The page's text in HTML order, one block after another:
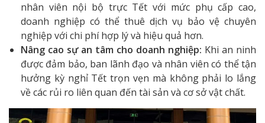
nhân viên nội bộ trực Tết với mức phụ cấp cao,
doanh nghiệp có thể thuê dịch vụ bảo vệ chuyên
nghiệp với chi phí hợp lý và hiệu quả hơn.
Nâng cao sự an tâm cho doanh nghiệp: Khi an ninh
được đảm bảo, ban lãnh đạo và nhân viên có thể tận
hưởng kỳ nghỉ Tết trọn vẹn mà không phải lo lắng
về các rủi ro liên quan đến tài sản và cơ sở vật chất.